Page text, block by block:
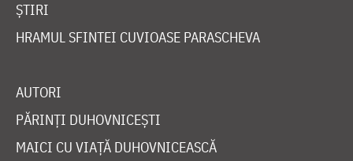
ȘTIRI
HRAMUL SFINTEI CUVIOASE PARASCHEVA
AUTORI
PĂRINȚI DUHOVNICEȘTI
MAICI CU VIAȚĂ DUHOVNICEASCĂ